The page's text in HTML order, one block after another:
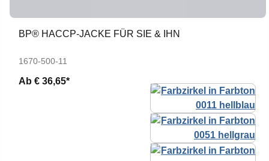
BP® HACCP-JACKE FÜR SIE & IHN
1670-500-11
Ab € 36,65*